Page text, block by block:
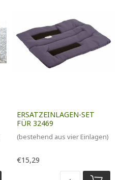
ERSATZEINLAGEN-SET
FÜR 32469
(bestehend aus vier Einlagen)
€15,29